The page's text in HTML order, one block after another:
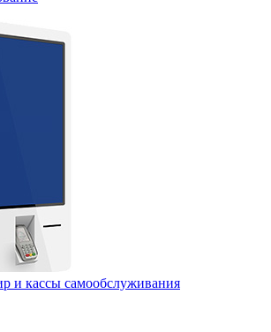
и кассы самообслуживания